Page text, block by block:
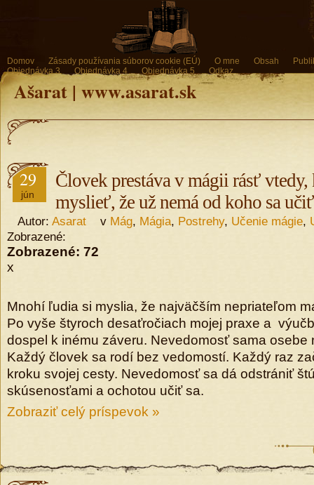
Domov Zásady používania súborov cookie (EÚ) O mne Obsah
Objednávka 3
Objednávka 4 Objednávka 5 Odkaz
Ašarat | www.asarat.sk
29
jún
Človek prestáva v mágii rásť vtedy,
myslieť, že už nemá od koho sa učiť
Autor: Asarat v Mág, Mágia, Postrehy, Učenie mágie,
Zobrazené:
Zobrazené: 72
x
Mnohí ľudia si myslia, že najväčším nepriateľom
Po vyše štyroch desaťročiach mojej praxe a
dospel k inému záveru. Nevedomosť sama osebe
Každý človek sa rodí bez vedomostí. Každý raz
kroku svojej cesty. Nevedomosť sa dá odstrániť
skúsenosťami a ochotou učiť sa.
Zobraziť celý príspevok »